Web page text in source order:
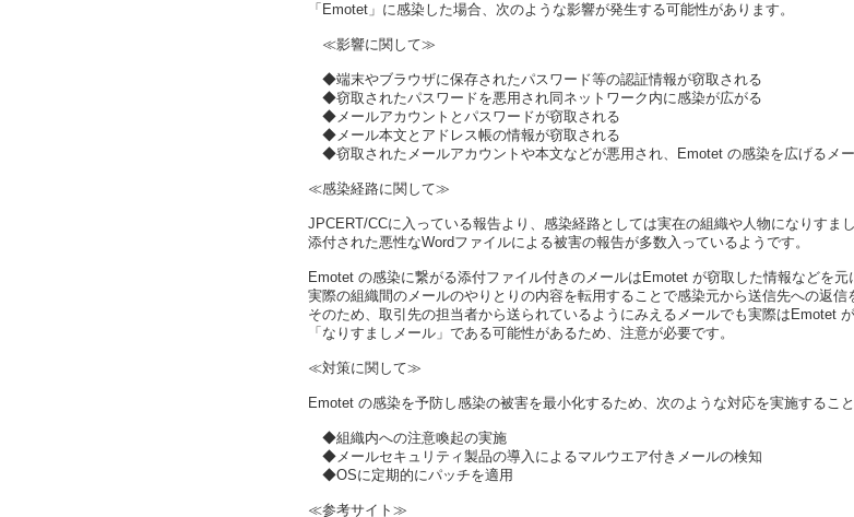
「Emotet」に感染した場合、次のような影響が発生する可能性があります。
≪影響に関して≫
◆端末やブラウザに保存されたパスワード等の認証情報が窃取される
◆窃取されたパスワードを悪用され同ネットワーク内に感染が広がる
◆メールアカウントとパスワードが窃取される
◆メール本文とアドレス帳の情報が窃取される
◆窃取されたメールアカウントや本文などが悪用され、Emotet の感染を広げるメ
≪感染経路に関して≫
JPCERT/CCに入っている報告より、感染経路としては実在の組織や人物になりすま
添付された悪性なWordファイルによる被害の報告が多数入っているようです。
Emotet の感染に繋がる添付ファイル付きのメールはEmotet が窃取した情報などを元
実際の組織間のメールのやりとりの内容を転用することで感染元から送信先への返信
そのため、取引先の担当者から送られているようにみえるメールでも実際はEmotet
「なりすましメール」である可能性があるため、注意が必要です。
≪対策に関して≫
Emotet の感染を予防し感染の被害を最小化するため、次のような対応を実施するこ
◆組織内への注意喚起の実施
◆メールセキュリティ製品の導入によるマルウエア付きメールの検知
◆OSに定期的にパッチを適用
≪参考サイト≫